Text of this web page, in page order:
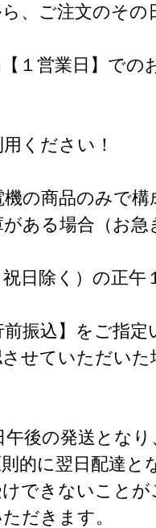
ら、ご注文のそ
１営業日】での
ください！
の商品のみで構
ある場合（お急
日除く）の正午
振込】をご指定
せていただいた
後の発送となり
的に翌日配達と
できないこと
だきます。